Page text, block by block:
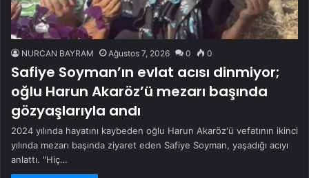
NURCAN BAYRAM Ağustos 7, 2026 0 0
Safiye Soyman’ın evlat acısı dinmiyor;
oğlu Harun Akaröz’ü mezarı başında
gözyaşlarıyla andı
2024 yılında hayatını kaybeden oğlu Harun Akaröz'ü vefatının ikinci
yılında mezarı başında ziyaret eden Safiye Soyman, yaşadığı acıyı
anlattı. "Hiç…